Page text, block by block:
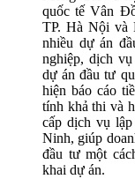
quốc tế Vân
TP. Hà Nội và
nhiều dự án
nghiệp, dịch
dự án đầu tư
hiện báo cáo
tính khả thi và
cấp dịch vụ
Ninh, giúp
đầu tư một
khai dự án.